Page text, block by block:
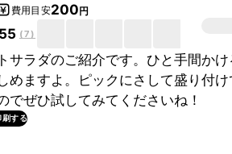
費用目安200円
(7)
サラダのご紹介です。ひと手間か
めますよ。ピックにさして盛り付
でぜひ試してみてくださいね！
刷する